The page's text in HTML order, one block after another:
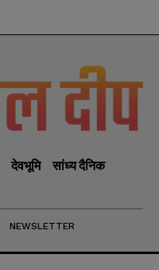
देवभूमि
सांध्य दैनिक
NEWSLETTER